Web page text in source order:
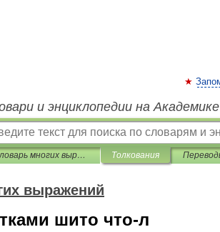
и энциклопедии на Академике
Словарь многих выражений Толкования
выражений
шито что-л